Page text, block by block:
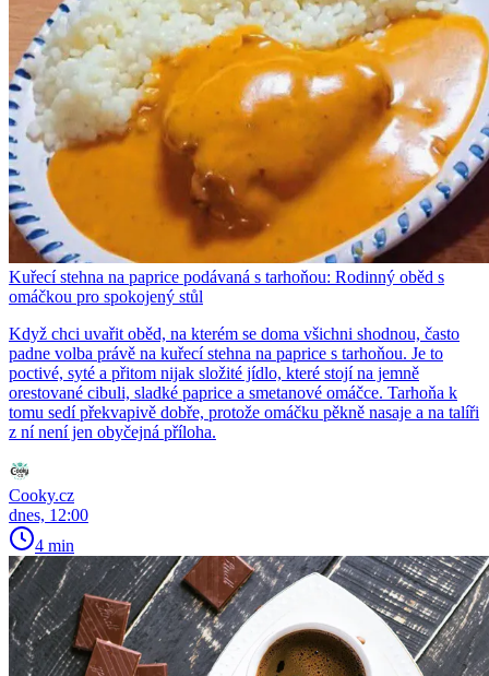
Kuřecí stehna na paprice podávaná s tarhoňou: Rodinný oběd s
omáčkou pro spokojený stůl
Když chci uvařit oběd, na kterém se doma všichni shodnou, často
padne volba právě na kuřecí stehna na paprice s tarhoňou. Je to
poctivé, syté a přitom nijak složité jídlo, které stojí na jemně
orestované cibuli, sladké paprice a smetanové omáčce. Tarhoňa k
tomu sedí překvapivě dobře, protože omáčku pěkně nasaje a na talíři
z ní není jen obyčejná příloha.
Cooky.cz
dnes, 12:00
4 min